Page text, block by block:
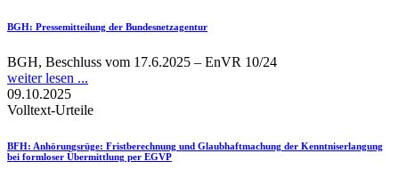
BGH: Pressemitteilung der Bundesnetzagentur
BGH, Beschluss vom 17.6.2025 – EnVR 10/24
weiter lesen ...
09.10.2025
Volltext-Urteile
BFH: Anhörungsrüge: Fristberechnung und Glaubhaftmachung der Kenntniserlangung
bei formloser Übermittlung per EGVP